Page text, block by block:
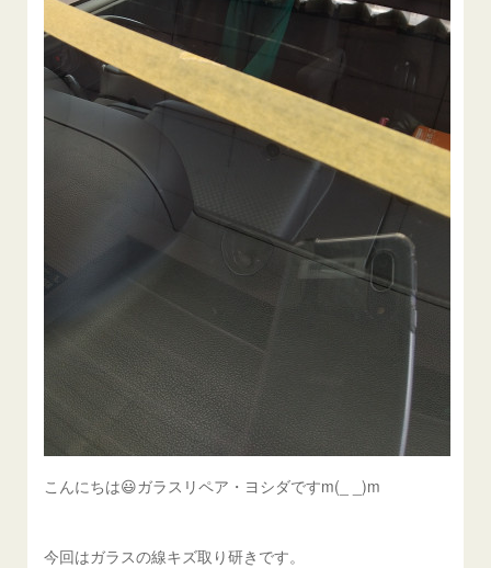
こんにちは😃ガラスリペア・ヨシダですm(_ _)m
今回はガラスの線キズ取り研きです。